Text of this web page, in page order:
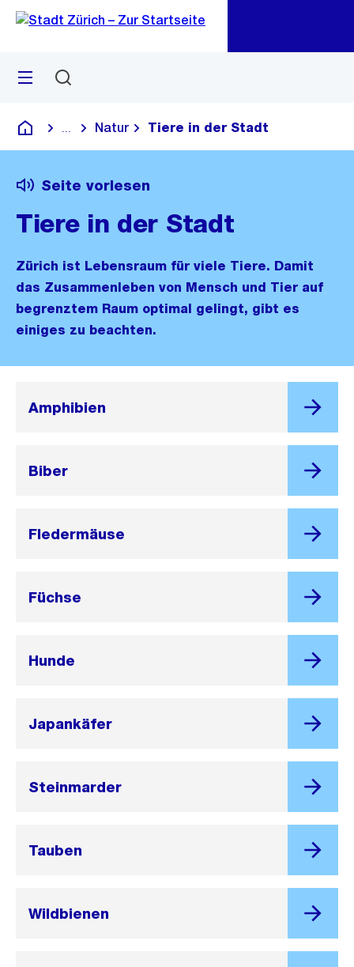
Navigation
Sprunglink
Menü
Deutsch
Blende alle Breadcrumbs ein
Natur Tiere in der Stadt
Seite vorlesen
Tiere in der Stadt
Zürich ist Lebensraum für viele Tiere. Damit
das Zusammenleben von Mensch und Tier auf
begrenztem Raum optimal gelingt, gibt es
einiges zu beachten.
Amphibien
Biber
Fledermäuse
Füchse
Hunde
Japankäfer
Steinmarder
Tauben
Wildbienen